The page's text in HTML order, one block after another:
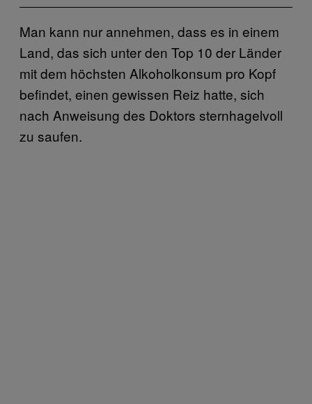
Man kann nur annehmen, dass es in einem
Land, das sich unter den Top 10 der Länder
mit dem höchsten Alkoholkonsum pro Kopf
befindet, einen gewissen Reiz hatte, sich
nach Anweisung des Doktors sternhagelvoll
zu saufen.